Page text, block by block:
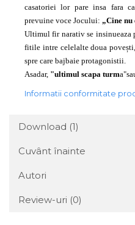
casatoriei lor pare insa fara
prevuine voce Jocului: „Cine nu
Ultimul fir narativ se insinueaza
fitile intre celelalte doua
spre care bajbaie protagonistii.
Asadar, "ultimul scapa turm
Informatii conformitate
Download (1)
Cuvânt înainte
Autori
Review-uri (0)